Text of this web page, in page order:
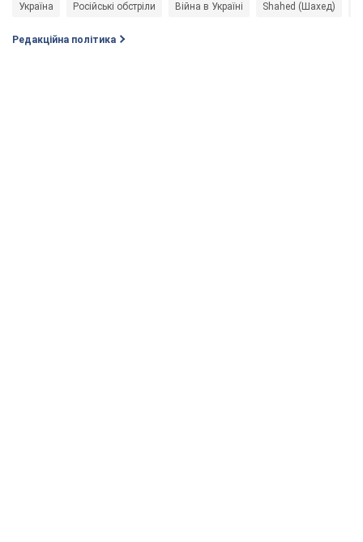
Україна Російські обстріли Війна в Україні Shahed (Шахед)
Редакційна політика